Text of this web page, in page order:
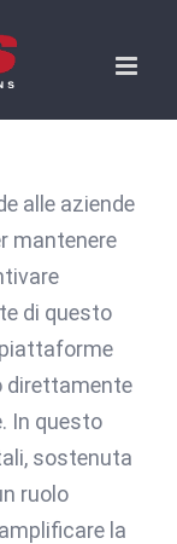
alle aziende
mantenere
di questo
direttamente
In questo
sostenuta
ruolo
la